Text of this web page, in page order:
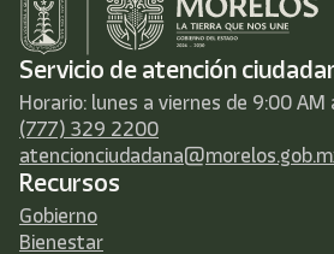
Servicio de atención
Horario: lunes a viernes de 9:00 AM
(777) 329 2200
Recursos
Gobierno
Bienestar